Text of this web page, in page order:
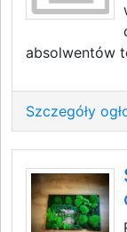
absolwentów
Szczegóły